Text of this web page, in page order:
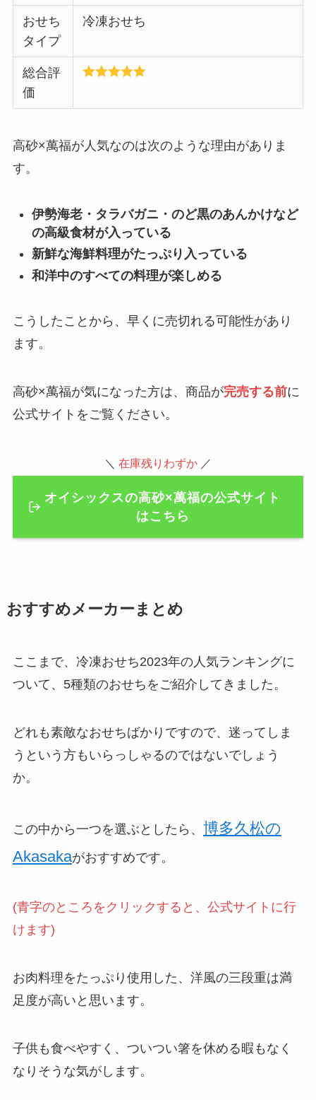
おせち
タイプ
冷凍おせち
総合評
価
高砂×萬福が人気なのは次のような理由がありま
す。
伊勢海老・タラバガニ・のど黒のあんかけなど
の高級食材が入っている
新鮮な海鮮料理がたっぷり入っている
和洋中のすべての料理が楽しめる
こうしたことから、早くに売切れる可能性があり
ます。
高砂×萬福が気になった方は、商品が完売する前に
公式サイトをご覧ください。
＼ 在庫残りわずか ／
オイシックスの高砂×萬福の公式サイト
はこちら
おすすめメーカーまとめ
ここまで、冷凍おせち2023年の人気ランキングに
ついて、5種類のおせちをご紹介してきました。
どれも素敵なおせちばかりですので、迷ってしま
うという方もいらっしゃるのではないでしょう
か。
この中から一つを選ぶとしたら、 博多久松の
Akasakaがおすすめです。
(青字のところをクリックすると、公式サイトに行
けます)
お肉料理をたっぷり使用した、洋風の三段重は満
足度が高いと思います。
子供も食べやすく、ついつい箸を休める暇もなく
なりそうな気がします。